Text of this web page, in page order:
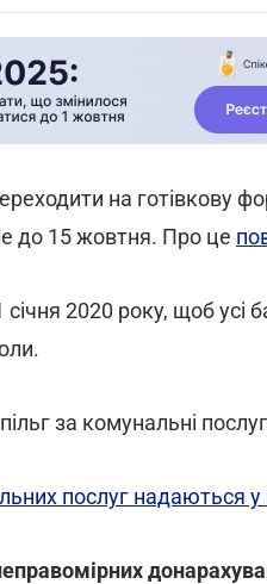
на готівкову
до 15 жовтня. Про це
2020 року, щоб усі
за комунальні
послуг надаються у